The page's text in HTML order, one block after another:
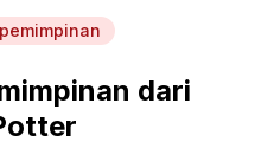
dari